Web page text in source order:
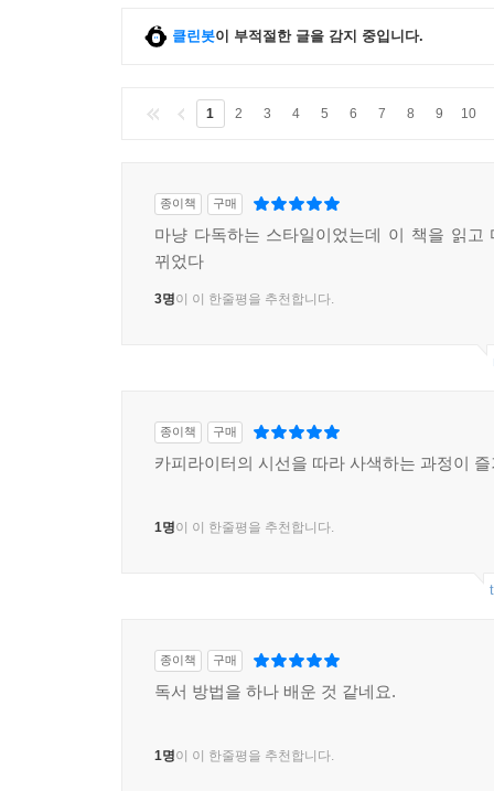
클린봇이 부적절한 글을 감지 중입니다.
1 2 3 4 5 6 7 8 9 10
종이책 구매
마냥 다독하는 스타일이었는데 이 책을 읽고
뀌었다
3명이 이 한줄평을 추천합니다.
종이책 구매
카피라이터의 시선을 따라 사색하는 과정이
1명이 이 한줄평을 추천합니다.
종이책 구매
독서 방법을 하나 배운 것 같네요.
1명이 이 한줄평을 추천합니다.